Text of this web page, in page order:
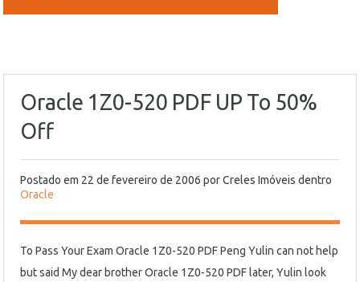
Oracle 1Z0-520 PDF UP To 50%
Off
Postado em 22 de fevereiro de 2006 porCreles Imóveis dentro
Oracle
To Pass Your Exam Oracle 1Z0-520 PDF Peng Yulin can not help
but said My dear brother Oracle 1Z0-520 PDF later, Yulin look